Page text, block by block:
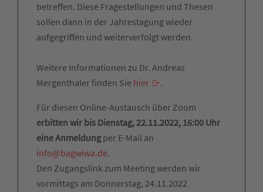
betreffen. Diese Fragestellungen und Thesen
sollen dann in der Jahrestagung wieder
aufgegriffen und weiterverfolgt werden.
Weitere Informationen zu Dr. Andreas
Mergenthaler finden Sie hier .
Für diesen Online-Austausch über Zoom
erbitten wir bis Dienstag, 22.11.2022, 16:00 Uhr
eine Anmeldungper E-Mail an
info@bagwiwa.de.
Den Zugangslink zum Meeting werden wir
vormittags am Donnerstag, 24.11.2022